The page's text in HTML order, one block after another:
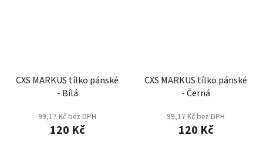
CXS MARKUS tílko pánské
- Bílá
99,17 Kč bez DPH
120 Kč
CXS MARKUS tílko pánské
- Černá
99,17 Kč bez DPH
120 Kč